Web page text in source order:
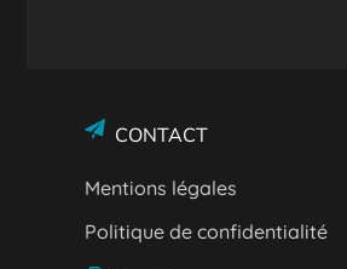
CONTACT
Mentions légales
Politique de confidentialité